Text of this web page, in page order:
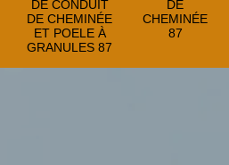
DE CONDUIT
DE CHEMINÉE
ET POELE À
GRANULES 87
DE
CHEMINÉE
87